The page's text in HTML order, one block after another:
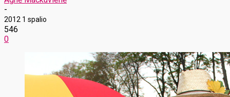
-
2012 1 spalio
546
0